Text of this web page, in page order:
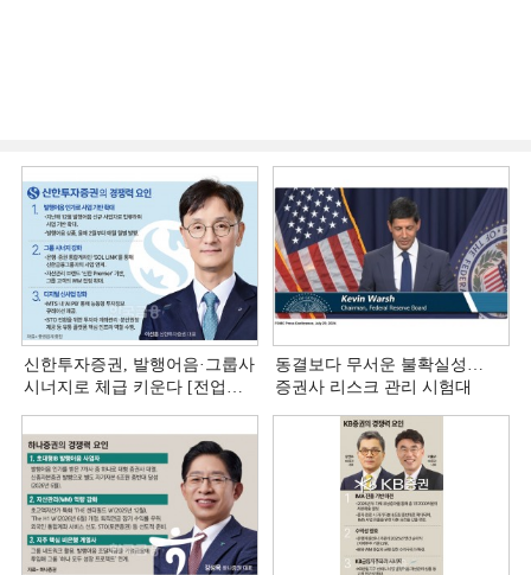
신한투자증권, 발행어음·그룹사
시너지로 체급 키운다 [전업계
동결보다 무서운 불확실성…
증권사 리스크 관리 시험대